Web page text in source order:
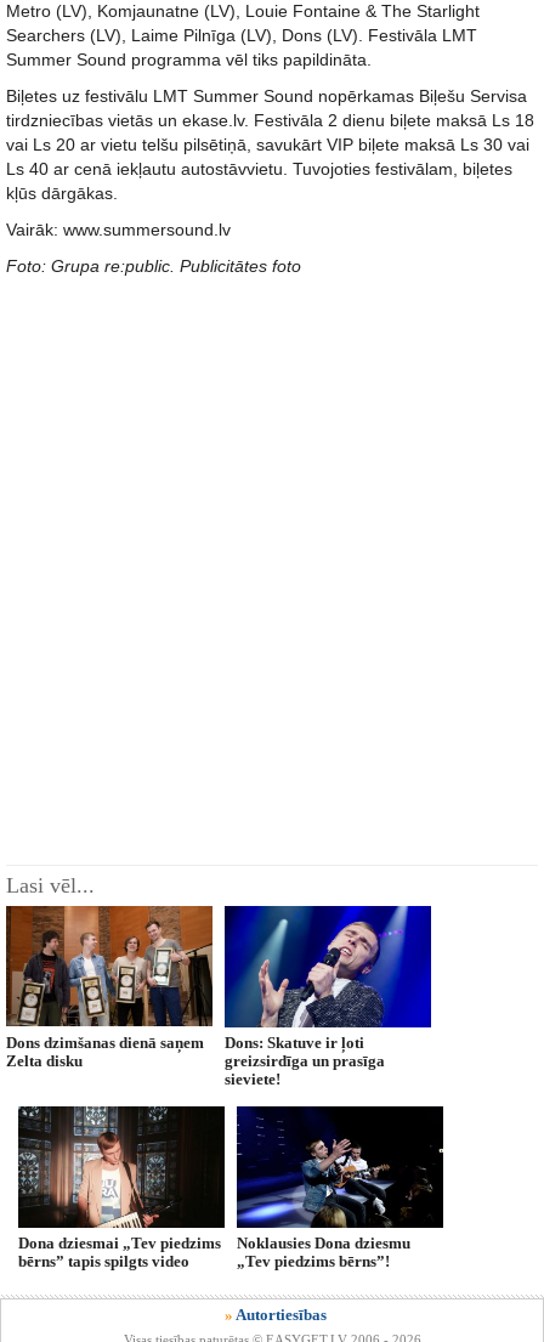
Metro (LV), Komjaunatne (LV), Louie Fontaine & The Starlight
Searchers (LV), Laime Pilnīga (LV), Dons (LV). Festivāla LMT
Summer Sound programma vēl tiks papildināta.
Biļetes uz festivālu LMT Summer Sound nopērkamas Biļešu Servisa
tirdzniecības vietās un ekase.lv. Festivāla 2 dienu biļete maksā Ls 18
vai Ls 20 ar vietu telšu pilsētiņā, savukārt VIP biļete maksā Ls 30 vai
Ls 40 ar cenā iekļautu autostāvvietu. Tuvojoties festivālam, biļetes
kļūs dārgākas.
Vairāk: www.summersound.lv
Foto: Grupa re:public. Publicitātes foto
Lasi vēl...
Dons dzimšanas dienā saņem
Zelta disku
Dons: Skatuve ir ļoti
greizsirdīga un prasīga
sieviete!
Dona dziesmai „Tev piedzims
bērns” tapis spilgts video
Noklausies Dona dziesmu
„Tev piedzims bērns”!
» Autortiesības